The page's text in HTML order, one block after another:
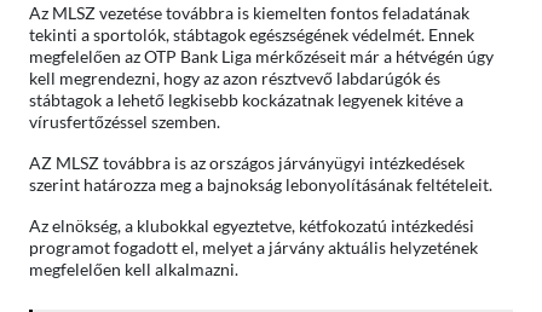
Az MLSZ vezetése továbbra is kiemelten fontos feladatának
tekinti a sportolók, stábtagok egészségének védelmét. Ennek
megfelelően az OTP Bank Liga mérkőzéseit már a hétvégén úgy
kell megrendezni, hogy az azon résztvevő labdarúgók és
stábtagok a lehető legkisebb kockázatnak legyenek kitéve a
vírusfertőzéssel szemben.
AZ MLSZ továbbra is az országos járványügyi intézkedések
szerint határozza meg a bajnokság lebonyolításának feltételeit.
Az elnökség, a klubokkal egyeztetve, kétfokozatú intézkedési
programot fogadott el, melyet a járvány aktuális helyzetének
megfelelően kell alkalmazni.